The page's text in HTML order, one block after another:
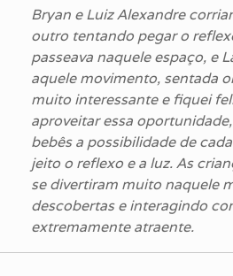
Bryan e Luiz Alexandre
outro tentando pegar o
passeava naquele espaço, e
aquele movimento, sentada
muito interessante e fiquei
aproveitar essa
bebês a possibilidade de
jeito o reflexo e a luz. As
se divertiram muito naquele
descobertas e interagindo
extremamente atraente.